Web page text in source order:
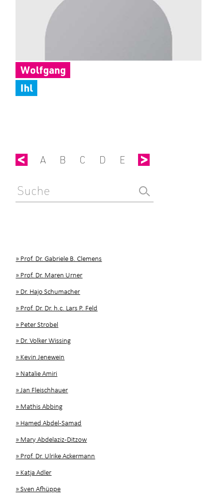
Wolfgang
Ihl
Z A B C D E F
» Prof. Dr. Gabriele B. Clemens
» Prof. Dr. Maren Urner
» Dr. Hajo Schumacher
» Prof. Dr. Dr. h.c. Lars P. Feld
» Peter Strobel
» Dr. Volker Wissing
» Kevin Jenewein
» Natalie Amiri
» Jan Fleischhauer
» Mathis Abbing
» Hamed Abdel-Samad
» Mary Abdelaziz-Ditzow
» Prof. Dr. Ulrike Ackermann
» Katja Adler
» Sven Afhüppe